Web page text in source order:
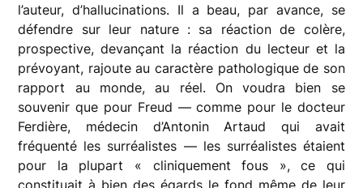
l’auteur, d’hallucinations. Il a beau, par avance, se
défendre sur leur nature : sa réaction de colère,
prospective, devançant la réaction du lecteur et la
prévoyant, rajoute au caractère pathologique de son
rapport au monde, au réel. On voudra bien se
souvenir que pour Freud — comme pour le docteur
Ferdière, médecin d’Antonin Artaud qui avait
fréquenté les surréalistes — les surréalistes étaient
pour la plupart « cliniquement fous », ce qui
constituait à bien des égards le fond même de leur